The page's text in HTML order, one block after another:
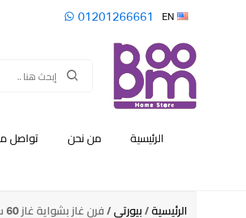
EN
01201266661
الرئيسية من نحن تواصل
الرئيسية / بيورتي / فرن غاز بشواية غاز 60 سم – PT60GG